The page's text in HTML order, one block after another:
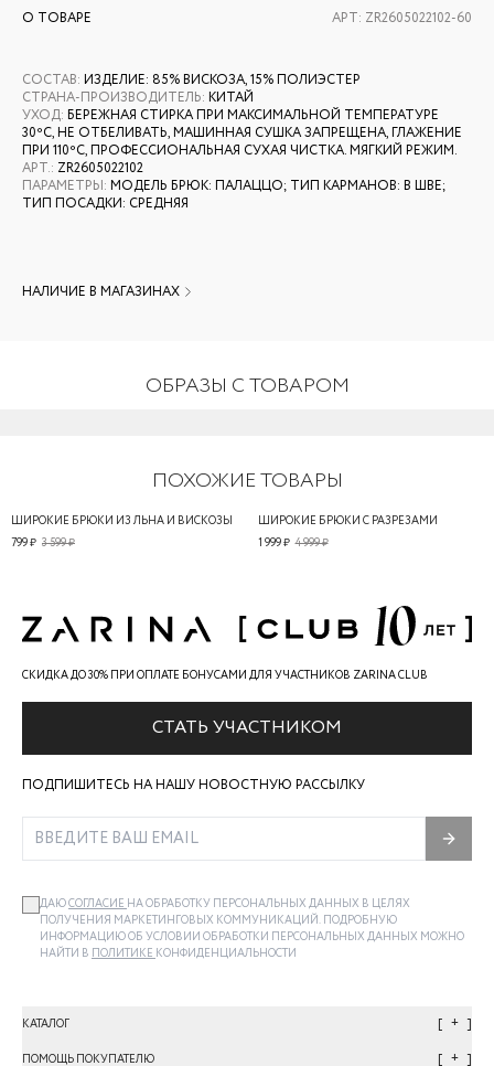
О ТОВАРЕ АРТ: ZR2605022102-60
СОСТАВ: ИЗДЕЛИЕ: 85% ВИСКОЗА, 15% ПОЛИЭСТЕР
СТРАНА-ПРОИЗВОДИТЕЛЬ: КИТАЙ
УХОД: БЕРЕЖНАЯ СТИРКА ПРИ МАКСИМАЛЬНОЙ ТЕМПЕРАТУРЕ
30ºС, НЕ ОТБЕЛИВАТЬ, МАШИННАЯ СУШКА ЗАПРЕЩЕНА, ГЛАЖЕНИЕ
ПРИ 110ºС, ПРОФЕССИОНАЛЬНАЯ СУХАЯ ЧИСТКА. МЯГКИЙ РЕЖИМ.
АРТ.: ZR2605022102
ПАРАМЕТРЫ: МОДЕЛЬ БРЮК: ПАЛАЦЦО; ТИП КАРМАНОВ: В ШВЕ;
ТИП ПОСАДКИ: СРЕДНЯЯ
НАЛИЧИЕ В МАГАЗИНАХ
ОБРАЗЫ С ТОВАРОМ
ПОХОЖИЕ ТОВАРЫ
ШИРОКИЕ БРЮКИ ИЗ ЛЬНА И ВИСКОЗЫ
3 599 ₽
799 ₽
ШИРОКИЕ БРЮКИ С РАЗРЕЗАМИ
4 999 ₽
1 999 ₽
СКИДКА ДО 30% ПРИ ОПЛАТЕ БОНУСАМИ ДЛЯ УЧАСТНИКОВ ZARINA CLUB
СТАТЬ УЧАСТНИКОМ
ПОДПИШИТЕСЬ НА НАШУ НОВОСТНУЮ РАССЫЛКУ
ДАЮСОГЛАСИЕ НА ОБРАБОТКУ ПЕРСОНАЛЬНЫХ ДАННЫХ В ЦЕЛЯХ
ПОЛУЧЕНИЯ МАРКЕТИНГОВЫХ КОММУНИКАЦИЙ. ПОДРОБНУЮ
ИНФОРМАЦИЮ ОБ УСЛОВИИ ОБРАБОТКИ ПЕРСОНАЛЬНЫХ ДАННЫХ МОЖНО
НАЙТИ В ПОЛИТИКЕ КОНФИДЕНЦИАЛЬНОСТИ
КАТАЛОГ +
ПОМОЩЬ ПОКУПАТЕЛЮ +